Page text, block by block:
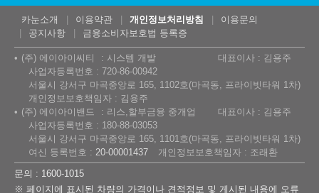
카눈소개 이용약관 개인정보처리방침
이용문의
공지사항
금융소비자보호법 등록증
(주) 에이아이씨티 시스템 개발
대표이사 : 김용주
사업자등록번호 : 720-86-00942
서울시 강서구 마곡중앙로 165, 1102호(마곡동, 프라이빗타워 1차)
개인정보보호책임자 : 김용주
(주) 에이아이밴드
리스,할부금융 중개업
대표이사 : 김용주
사업자등록번호 : 180-88-03053
서울시 강서구 마곡중앙로 165, 1101호(마곡동, 프라이빗타워 1차)
여신 등록번호 : 20-00001437
개인정보보호책임자 : 조래환
문의 : 1600-1015
※ 페이지에 표시된 차량의 가격이나 견적정보 및 게시된 내용에 오류